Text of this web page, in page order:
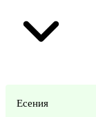
Есения